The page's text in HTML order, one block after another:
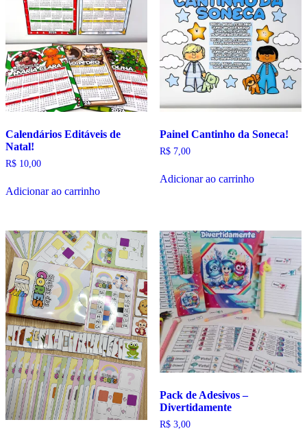
Calendários Editáveis de
Natal!
R$ 10,00
Adicionar ao carrinho
Painel Cantinho da Soneca!
R$7,00
Adicionar ao carrinho
Pack de Adesivos –
Divertidamente
R$3,00